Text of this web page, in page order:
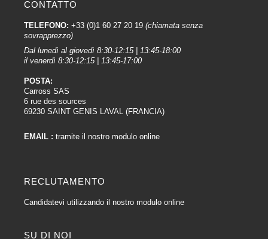
CONTATTO
TELEFONO: +33 (0)1 60 27 20 19 (chiamata senza
sovrapprezzo)
Dal lunedì al giovedì 8:30-12:15 | 13:45-18:00
il venerdì 8:30-12:15 | 13:45-17:00
POSTA:
Carross SAS
6 rue des sources
69230 SAINT GENIS LAVAL (FRANCIA)
EMAIL : tramite il nostro modulo online
RECLUTAMENTO
Candidatevi utilizzando il nostro modulo online
SU DI NOI